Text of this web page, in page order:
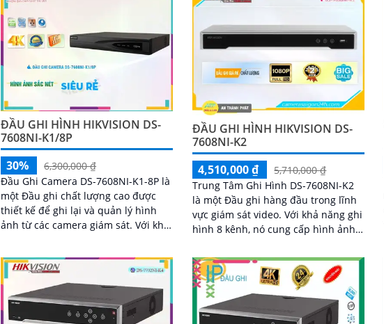
ĐẦU GHI HÌNH HIKVISION DS-
7608NI-K1/8P
30%
6,300,000 ₫
Đầu Ghi Camera DS-7608NI-K1-8P là
một Đầu ghi chất lượng cao được
thiết kế để ghi lại và quản lý hình
ảnh từ các camera giám sát. Với khả
ghi này giúp bạn theo dõi và bảo vệ
không gian theo cách hiệu quả nhất
ĐẦU GHI HÌNH HIKVISION DS-
7608NI-K2
4,510,000 ₫
5,710,000 ₫
Trung Tâm Ghi Hình DS-7608NI-K2
là một Đầu ghi hàng đầu trong lĩnh
vực giám sát video. Với khả năng ghi
hình 8 kênh, nó cung cấp hình ảnh